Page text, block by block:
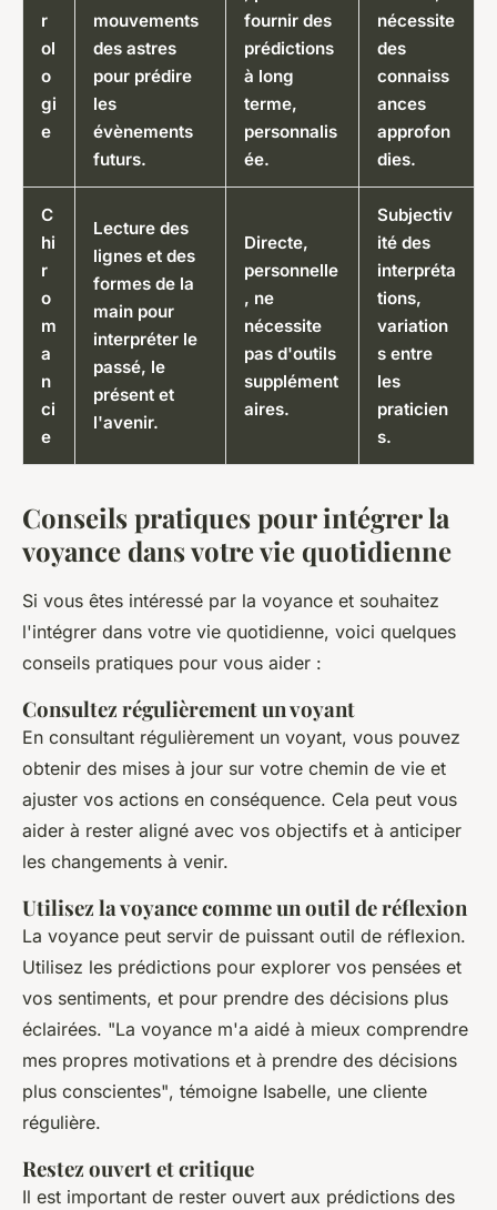
r
ol
o
gi
e
mouvements
des astres
pour prédire
les
évènements
futurs.
fournir des
prédictions
à long
terme,
personnalis
ée.
nécessite
des
connaiss
ances
approfon
dies.
C
hi
r
o
m
a
n
ci
e
Lecture des
lignes et des
formes de la
main pour
interpréter le
passé, le
présent et
l'avenir.
Directe,
personnelle
, ne
nécessite
pas d'outils
supplément
aires.
Subjectiv
ité des
interpréta
tions,
variation
s entre
les
praticien
s.
Conseils pratiques pour intégrer la
voyance dans votre vie quotidienne
Si vous êtes intéressé par la voyance et souhaitez
l'intégrer dans votre vie quotidienne, voici quelques
conseils pratiques pour vous aider :
Consultez régulièrement un voyant
En consultant régulièrement un voyant, vous pouvez
obtenir des mises à jour sur votre chemin de vie et
ajuster vos actions en conséquence. Cela peut vous
aider à rester aligné avec vos objectifs et à anticiper
les changements à venir.
Utilisez la voyance comme un outil de réflexion
La voyance peut servir de puissant outil de réflexion.
Utilisez les prédictions pour explorer vos pensées et
vos sentiments, et pour prendre des décisions plus
éclairées. "La voyance m'a aidé à mieux comprendre
mes propres motivations et à prendre des décisions
plus conscientes", témoigne Isabelle, une cliente
régulière.
Restez ouvert et critique
Il est important de rester ouvert aux prédictions des